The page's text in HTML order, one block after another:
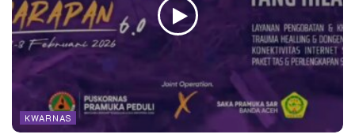
KWARNAS